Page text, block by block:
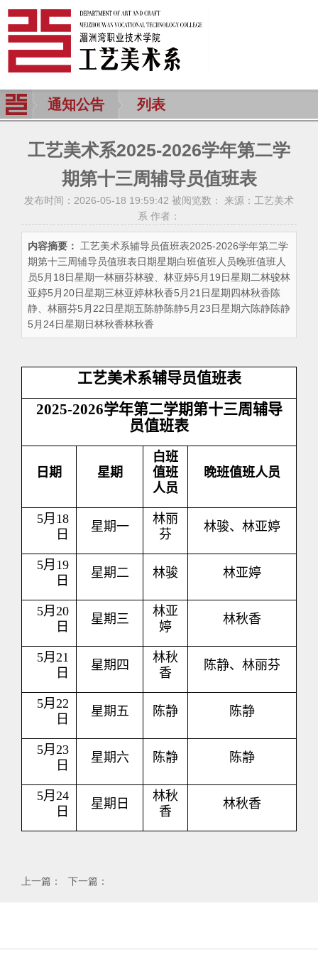
通知公告 列表
工艺美术系2025-2026学年第二学
期第十三周辅导员值班表
发布时间：2026-05-18 19:59:42 被阅览数：
来源：工艺美术
系 作者：
内容摘要：
工艺美术系辅导员值班表2025-2026学年第二学
期第十三周辅导员值班表日期星期白班值班人员晚班值班人
员5月18日星期一林丽芬林骏、林亚婷5月19日星期二林骏林
亚婷5月20日星期三林亚婷林秋香5月21日星期四林秋香陈
静、林丽芬5月22日星期五陈静陈静5月23日星期六陈静陈静
5月24日星期日林秋香林秋香
工艺美术系辅导员值班表
2025-2026学年第二学期第十三周辅导
员值班表
日期 星期
白班
值班
人员
晚班值班人员
5月 18
日
星期一
林丽
芬
林骏、林亚婷
5月 19
日
星期二 林骏 林亚婷
5月 20
日
星期三
林亚
婷
林秋香
5月 21
日
星期四
林秋
香
陈静、林丽芬
5月 22
日
星期五 陈静 陈静
5月 23
日
星期六 陈静 陈静
5月 24
日
星期日
林秋
香
林秋香
上一篇： 下一篇：